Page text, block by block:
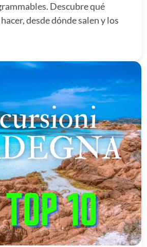
Descubre qué
desde dónde salen y los